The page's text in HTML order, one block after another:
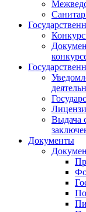
Выдача
Документы